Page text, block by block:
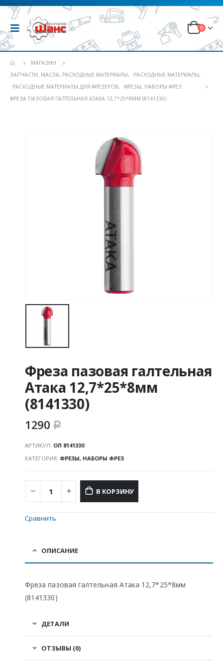
0
МАГАЗИН
ЗАПЧАСТИ, МАСЛА, РАСХОДНЫЕ МАТЕРИАЛЫ, РАСХОДНЫЕ МАТЕРИАЛЫ,
РАСХОДНЫЕ МАТЕРИАЛЫ ДЛЯ ФРЕЗЕРОВ,
ФРЕЗЫ, НАБОРЫ ФРЕЗ
ФРЕЗА ПАЗОВАЯ ГАЛТЕЛЬНАЯ АТАКА 12,7*25*8ММ (8141330)
Фреза пазовая галтельная
Атака 12,7*25*8мм
(8141330)
1290 Р
АРТИКУЛ: ОП 8141330
КАТЕГОРИЯ: ФРЕЗЫ, НАБОРЫ ФРЕЗ
В КОРЗИНУ
Сравнить
ОПИСАНИЕ
Фреза пазовая галтельная Атака 12,7*25*8мм
(8141330)
ДЕТАЛИ
ОТЗЫВЫ (0)